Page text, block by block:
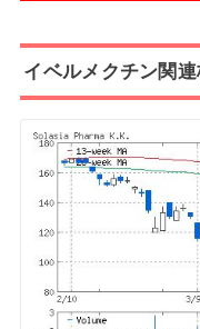
イベルメクチン関